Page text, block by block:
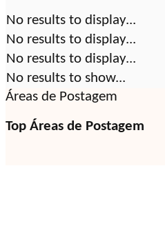
No results to display...
No results to display...
No results to display...
No results to show...
Áreas de Postagem
Top Áreas de Postagem